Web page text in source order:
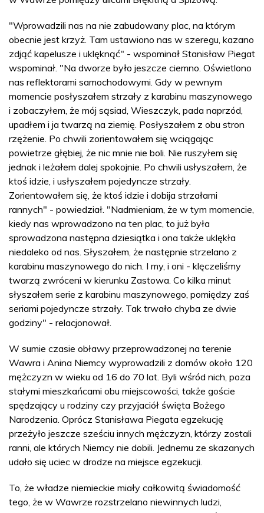
"Wprowadzili nas na nie zabudowany plac, na którym
obecnie jest krzyż. Tam ustawiono nas w szeregu, kazano
zdjąć kapelusze i uklęknąć" - wspominał Stanisław Piegat
wspominał. "Na dworze było jeszcze ciemno. Oświetlono
nas reflektorami samochodowymi. Gdy w pewnym
momencie posłyszałem strzały z karabinu maszynowego
i zobaczyłem, że mój sąsiad, Wieszczyk, pada naprzód,
upadłem i ja twarzą na ziemię. Posłyszałem z obu stron
rzężenie. Po chwili zorientowałem się wciągając
powietrze głębiej, że nic mnie nie boli. Nie ruszyłem się
jednak i leżałem dalej spokojnie. Po chwili usłyszałem, że
ktoś idzie, i usłyszałem pojedyncze strzały.
Zorientowałem się, że ktoś idzie i dobija strzałami
rannych" - powiedział. "Nadmieniam, że w tym momencie,
kiedy nas wprowadzono na ten plac, to już była
sprowadzona następna dziesiątka i ona także uklękła
niedaleko od nas. Słyszałem, że następnie strzelano z
karabinu maszynowego do nich. I my, i oni - klęczeliśmy
twarzą zwróceni w kierunku Zastowa. Co kilka minut
słyszałem serie z karabinu maszynowego, pomiędzy zaś
seriami pojedyncze strzały. Tak trwało chyba ze dwie
godziny" - relacjonował.
W sumie czasie obławy przeprowadzonej na terenie
Wawra i Anina Niemcy wyprowadzili z domów około 120
mężczyzn w wieku od 16 do 70 lat. Byli wśród nich, poza
stałymi mieszkańcami obu miejscowości, także goście
spędzający u rodziny czy przyjaciół święta Bożego
Narodzenia. Oprócz Stanisława Piegata egzekucję
przeżyło jeszcze sześciu innych mężczyzn, którzy zostali
ranni, ale których Niemcy nie dobili. Jednemu ze skazanych
udało się uciec w drodze na miejsce egzekucji.
To, że władze niemieckie miały całkowitą świadomość
tego, że w Wawrze rozstrzelano niewinnych ludzi,